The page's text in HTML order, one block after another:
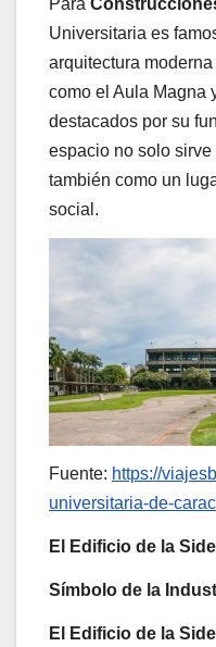
Para
Universitaria es
arquitectura
como el Aula Magna
destacados por su
espacio no solo
también como un
social.
Fuente: https://
universitaria-de-
El Edificio de la
Símbolo de la
El Edificio de la